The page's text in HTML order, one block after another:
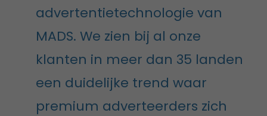
advertentietechnologie van
MADS. We zien bij al onze
klanten in meer dan 35 landen
een duidelijke trend waar
premium adverteerders zich